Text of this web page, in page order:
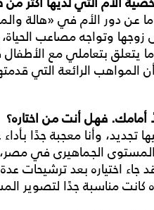
عن دور الأم في «هالة
وتواجه مصاعب الحياة،
ما يتعلق بتعاملي مع
المواهب الرائعة التي
أمامك. فهل أنت من اختاره؟
وأنا معجبة جدًا
الجماهيرى في مصر،
جاء اختياره بعد ترشيحات
كانت مناسبة جدًا لتصوير